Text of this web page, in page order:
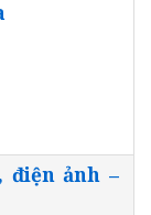
điện ảnh –